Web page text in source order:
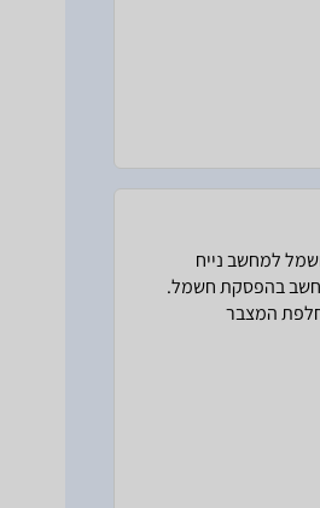
למחשב נייח
בהפסקת חשמל.
3 שנים עד שהיה צורך בהחלפת המצבר